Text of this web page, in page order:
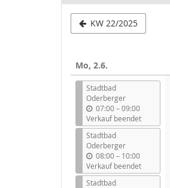
KW 22/2025
Mo, 2.6.
Stadtbad
Oderberger
07:00–b
i
s
09:00
Verkauf beendet
Stadtbad
Oderberger
08:00–b
i
s
10:00
Verkauf beendet
Stadtbad